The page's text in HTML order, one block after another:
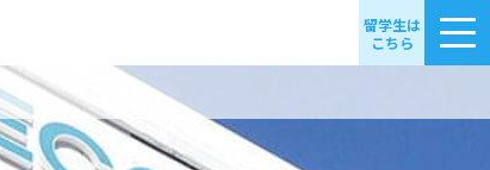
留学生は
こちら